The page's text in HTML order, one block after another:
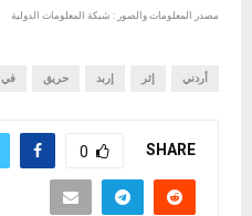
مصدر المعلومات والصور : شبكة المعلومات الدولية
أردني إثر إربد حريق في
SHARE
0